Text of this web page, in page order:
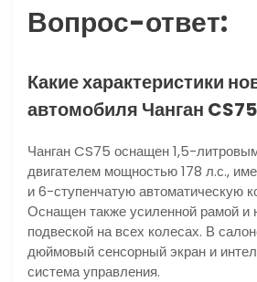
Вопрос-ответ:
Какие характеристики
автомобиля Чанган
Чанган CS75 оснащен 1,5-
двигателем мощностью 178 л.с.,
и 6-ступенчатую автоматическую
Оснащен также усиленной рамой и
подвеской на всех колесах. В
дюймовый сенсорный экран и
система управления.